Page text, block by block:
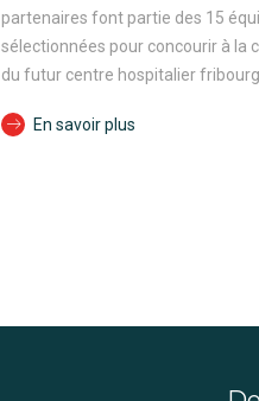
partenaires font partie des 15
sélectionnées pour concourir à la
du futur centre hospitalier
En savoir plus